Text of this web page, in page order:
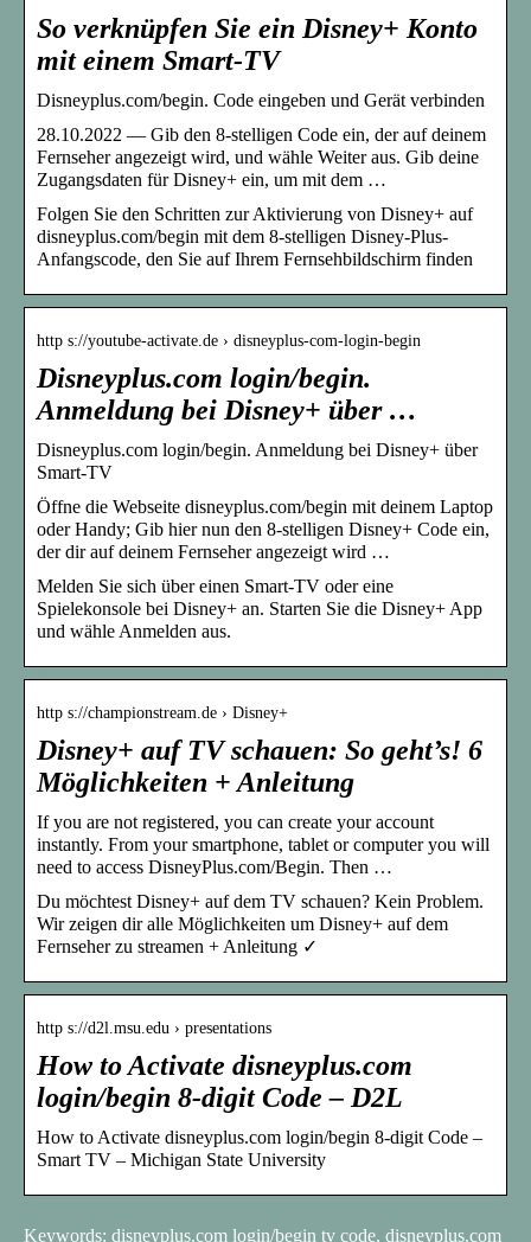
So verknüpfen Sie ein Disney+ Konto
mit einem Smart-TV
Disneyplus.com/begin. Code eingeben und Gerät verbinden
28.10.2022 — Gib den 8-stelligen Code ein, der auf deinem
Fernseher angezeigt wird, und wähle Weiter aus. Gib deine
Zugangsdaten für Disney+ ein, um mit dem …
Folgen Sie den Schritten zur Aktivierung von Disney+ auf
disneyplus.com/begin mit dem 8-stelligen Disney-Plus-
Anfangscode, den Sie auf Ihrem Fernsehbildschirm finden
http s://youtube-activate.de › disneyplus-com-login-begin
Disneyplus.com login/begin.
Anmeldung bei Disney+ über …
Disneyplus.com login/begin. Anmeldung bei Disney+ über
Smart-TV
Öffne die Webseite disneyplus.com/begin mit deinem Laptop
oder Handy; Gib hier nun den 8-stelligen Disney+ Code ein,
der dir auf deinem Fernseher angezeigt wird …
Melden Sie sich über einen Smart-TV oder eine
Spielekonsole bei Disney+ an. Starten Sie die Disney+ App
und wähle Anmelden aus.
http s://championstream.de › Disney+
Disney+ auf TV schauen: So geht’s! 6
Möglichkeiten + Anleitung
If you are not registered, you can create your account
instantly. From your smartphone, tablet or computer you will
need to access DisneyPlus.com/Begin. Then …
Du möchtest Disney+ auf dem TV schauen? Kein Problem.
Wir zeigen dir alle Möglichkeiten um Disney+ auf dem
Fernseher zu streamen + Anleitung ✓
http s://d2l.msu.edu › presentations
How to Activate disneyplus.com
login/begin 8-digit Code – D2L
How to Activate disneyplus.com login/begin 8-digit Code –
Smart TV – Michigan State University
Keywords: disneyplus.com login/begin tv code, disneyplus.com